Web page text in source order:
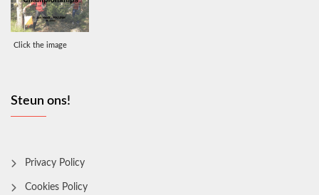
Click the image
Steun ons!
Privacy Policy
Cookies Policy